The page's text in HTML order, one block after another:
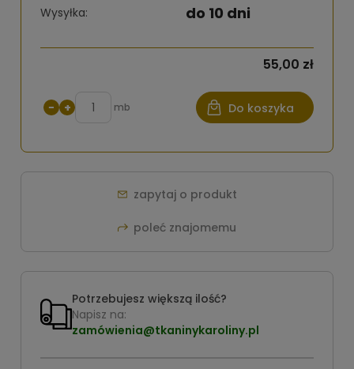
Wysyłka: do 10 dni
55,00 zł
− + mb Do koszyka
zapytaj o produkt
poleć znajomemu
Potrzebujesz większą ilość?
Napisz na:
zamówienia@tkaninykaroliny.pl